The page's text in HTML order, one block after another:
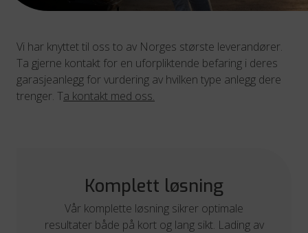
Vi har knyttet til oss to av Norges største leverandører.
Ta gjerne kontakt for en uforpliktende befaring i deres
garasjeanlegg for vurdering av hvilken type anlegg dere
trenger. Ta kontakt med oss.
Komplett løsning
Vår komplette løsning sikrer optimale
resultater både på kort og lang sikt. Lading av